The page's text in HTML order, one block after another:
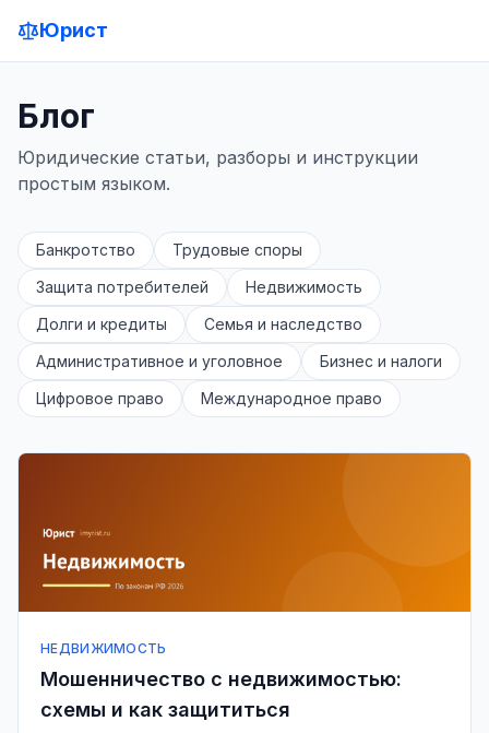
Юрист
Блог
Юридические статьи, разборы и инструкции
простым языком.
Банкротство
Трудовые споры
Защита потребителей
Недвижимость
Долги и кредиты
Семья и наследство
Административное и уголовное
Бизнес и налоги
Цифровое право
Международное право
НЕДВИЖИМОСТЬ
Мошенничество с недвижимостью:
схемы и как защититься